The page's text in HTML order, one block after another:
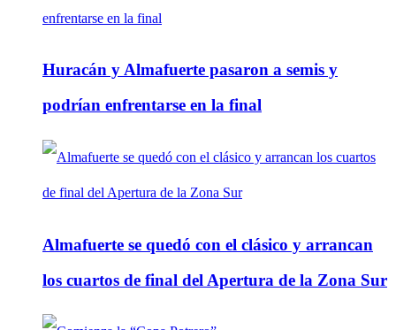
Huracán y Almafuerte pasaron a semis y
podrían enfrentarse en la final
Almafuerte se quedó con el clásico y arrancan
los cuartos de final del Apertura de la Zona Sur